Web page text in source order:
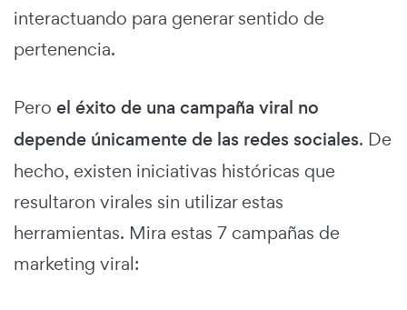
interactuando para generar sentido de
pertenencia.
Pero el éxito de una campaña viral no
depende únicamente de las redes sociales. De
hecho, existen iniciativas históricas que
resultaron virales sin utilizar estas
herramientas. Mira estas 7 campañas de
marketing viral: